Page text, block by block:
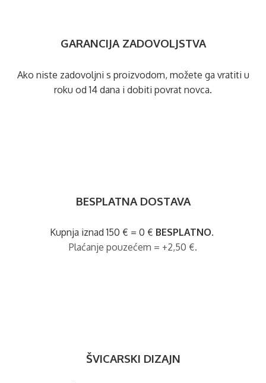
GARANCIJA ZADOVOLJSTVA
Ako niste zadovoljni s proizvodom, možete ga vratiti u
roku od 14 dana i dobiti povrat novca.
BESPLATNA DOSTAVA
Kupnja iznad 150 € = 0 € BESPLATNO.
Plaćanje pouzećem = +2,50 €.
ŠVICARSKI DIZAJN